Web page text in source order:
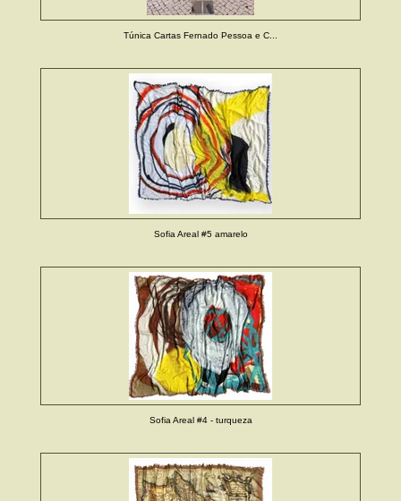
Túnica Cartas Fernado Pessoa e C...
Sofia Areal #5 amarelo
Sofia Areal #4 - turqueza